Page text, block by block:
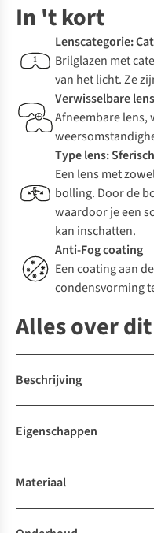
In 't kort
Lenscategorie:
Brilglazen met
van het licht. Ze
Verwisselbare lens
Afneembare lens,
Type lens: Sferisch
Een lens met
bolling. Door de
waardoor je een
kan inschatten.
Anti-Fog coating
Een coating aan
condensvorming
Alles over
Beschrijving
Eigenschappen
Materiaal